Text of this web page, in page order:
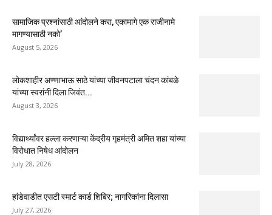
सामाजिक प्रश्नांसाठी आंदोलने करा, एकामागे एक राजीनामे
मागण्यासाठी नको’
August 5, 2026
लोकशाहीर अण्णाभाऊ साठे यांच्या जीवनपटाला चंदन कांबळे
यांच्या स्वरांनी दिला जिवंत...
August 3, 2026
विद्यार्थ्यांवर हल्ला करणाऱ्या केंद्रीय गृहमंत्री अमित शहा यांच्या
विरोधात निषेध आंदोलन
July 28, 2026
हांडेवाडीत एसटी स्मार्ट कार्ड शिबिर; नागरिकांना दिलासा
July 27, 2026